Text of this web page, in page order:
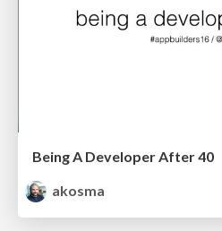
Being A Developer After 40
akosma